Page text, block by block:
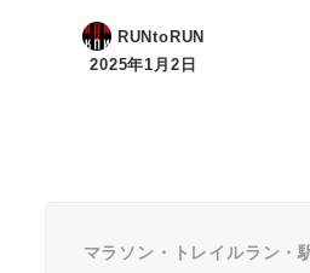
RUNtoRUN
2025年1月2日
マラソン・トレイルラン・